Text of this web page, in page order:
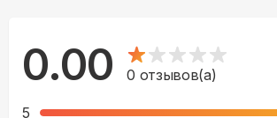
0.00 0 отзывов(а)
5